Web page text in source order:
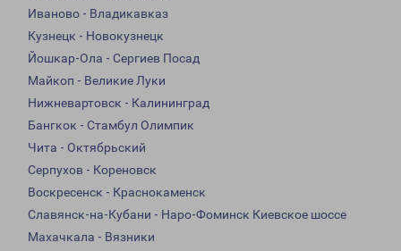
Иваново - Владикавказ
Кузнецк - Новокузнецк
Йошкар-Ола - Сергиев Посад
Майкоп - Великие Луки
Нижневартовск - Калининград
Бангкок - Стамбул Олимпик
Чита - Октябрьский
Серпухов - Кореновск
Воскресенск - Краснокаменск
Славянск-на-Кубани - Наро-Фоминск Киевское шоссе
Махачкала - Вязники